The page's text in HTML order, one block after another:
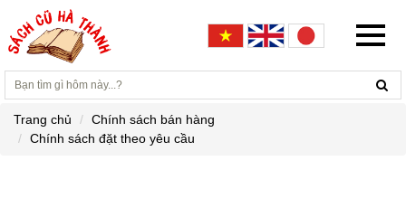
Trang chủ
Chính sách bán hàng
Chính sách đặt theo yêu cầu